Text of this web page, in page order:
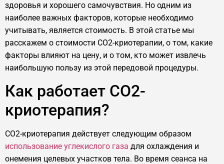
здоровья и хорошего самочувствия. Но одним из
наиболее важных факторов, которые необходимо
учитывать, является стоимость. В этой статье мы
расскажем о стоимости CO2-криотерапии, о том, какие
факторы влияют на цену, и о том, кто может извлечь
наибольшую пользу из этой передовой процедуры.
Как работает CO2-
криотерапия?
CO2-криотерапия действует следующим образом
использование углекислого газа для охлаждения и
онемения целевых участков тела. Во время сеанса на